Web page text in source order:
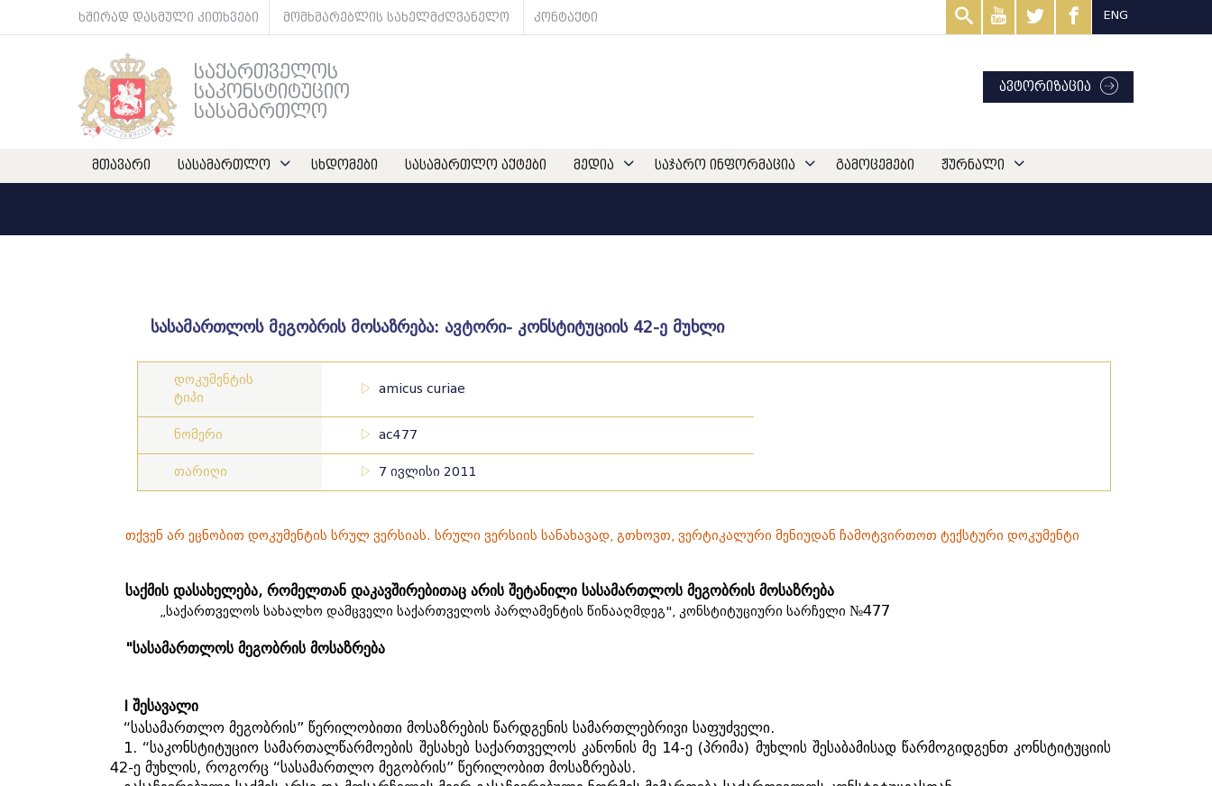
ხშირად დასმული კითხვები მომხმარებლის სახელმძღვანელო კონტაქტი ENG
საქართველოს
საკონსტიტუციო
სასამართლო
ავტორიზაცია
მთავარი სასამართლო სხდომები სასამართლო აქტები მედია საჯარო ინფორმაცია გამოცემები ჟურნალი
სასამართლოს მეგობრის მოსაზრება: ავტორი- კონსტიტუციის 42-ე მუხლი
დოკუმენტის
ტიპი
amicus curiae
ნომერი ac477
თარიღი 7 ივლისი 2011
თქვენ არ ეცნობით დოკუმენტის სრულ ვერსიას. სრული ვერსიის სანახავად, გთხოვთ, ვერტიკალური მენიუდან ჩამოტვირთოთ ტექსტური დოკუმენტი
საქმის დასახელება, რომელთან დაკავშირებითაც არის შეტანილი სასამართლოს მეგობრის მოსაზრება
„საქართველოს სახალხო დამცველი საქართველოს პარლამენტის წინააღმდეგ", კონსტიტუციური სარჩელი №477
"სასამართლოს მეგობრის მოსაზრება
შესავალი
“სასამართლო მეგობრის” წერილობითი მოსაზრების წარდგენის სამართლებრივი საფუძველი.
1. “საკონსტიტუციო სამართალწარმოების შესახებ საქართველოს კანონის მე 14-ე (პრიმა) მუხლის შესაბამისად წარმოგიდგენთ კონსტიტუციის
42-ე მუხლის, როგორც “სასამართლო მეგობრის” წერილობით მოსაზრებას.